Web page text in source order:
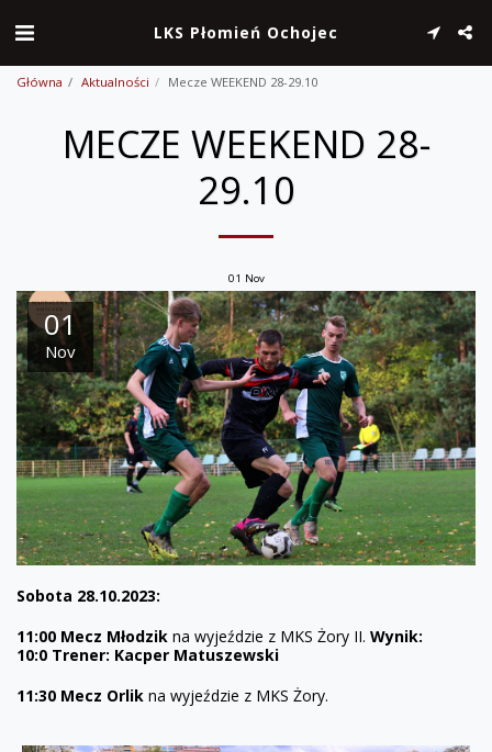
LKS Płomień Ochojec
Główna Aktualności Mecze WEEKEND 28-29.10
MECZE WEEKEND 28-
29.10
01 Nov
01
Nov
Sobota 28.10.2023:
11:00 Mecz Młodzik na wyjeździe z MKS Żory II. Wynik:
10:0 Trener: Kacper Matuszewski
11:30 Mecz Orlik na wyjeździe z MKS Żory.